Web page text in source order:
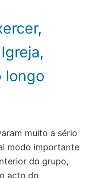
longo
muito a sério
modo importante
do grupo,
acto do